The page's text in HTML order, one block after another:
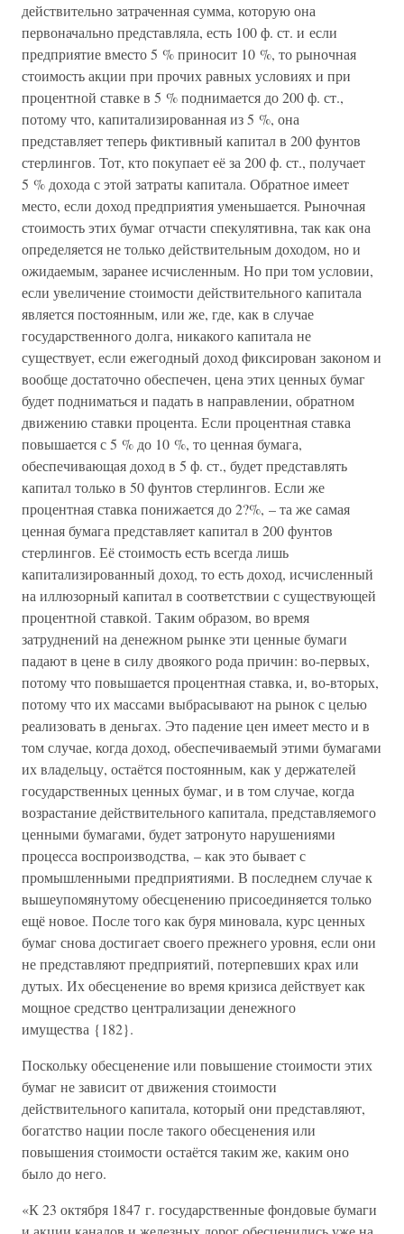
действительно затраченная сумма, которую она
первоначально представляла, есть 100 ф. ст. и если
предприятие вместо 5 % приносит 10 %, то рыночная
стоимость акции при прочих равных условиях и при
процентной ставке в 5 % поднимается до 200 ф. ст.,
потому что, капитализированная из 5 %, она
представляет теперь фиктивный капитал в 200 фунтов
стерлингов. Тот, кто покупает её за 200 ф. ст., получает
5 % дохода с этой затраты капитала. Обратное имеет
место, если доход предприятия уменьшается. Рыночная
стоимость этих бумаг отчасти спекулятивна, так как она
определяется не только действительным доходом, но и
ожидаемым, заранее исчисленным. Но при том условии,
если увеличение стоимости действительного капитала
является постоянным, или же, где, как в случае
государственного долга, никакого капитала не
существует, если ежегодный доход фиксирован законом и
вообще достаточно обеспечен, цена этих ценных бумаг
будет подниматься и падать в направлении, обратном
движению ставки процента. Если процентная ставка
повышается с 5 % до 10 %, то ценная бумага,
обеспечивающая доход в 5 ф. ст., будет представлять
капитал только в 50 фунтов стерлингов. Если же
процентная ставка понижается до 2?%, – та же самая
ценная бумага представляет капитал в 200 фунтов
стерлингов. Её стоимость есть всегда лишь
капитализированный доход, то есть доход, исчисленный
на иллюзорный капитал в соответствии с существующей
процентной ставкой. Таким образом, во время
затруднений на денежном рынке эти ценные бумаги
падают в цене в силу двоякого рода причин: во-первых,
потому что повышается процентная ставка, и, во-вторых,
потому что их массами выбрасывают на рынок с целью
реализовать в деньгах. Это падение цен имеет место и в
том случае, когда доход, обеспечиваемый этими бумагами
их владельцу, остаётся постоянным, как у держателей
государственных ценных бумаг, и в том случае, когда
возрастание действительного капитала, представляемого
ценными бумагами, будет затронуто нарушениями
процесса воспроизводства, – как это бывает с
промышленными предприятиями. В последнем случае к
вышеупомянутому обесценению присоединяется только
ещё новое. После того как буря миновала, курс ценных
бумаг снова достигает своего прежнего уровня, если они
не представляют предприятий, потерпевших крах или
дутых. Их обесценение во время кризиса действует как
мощное средство централизации денежного
имущества {182}.
Поскольку обесценение или повышение стоимости этих
бумаг не зависит от движения стоимости
действительного капитала, который они представляют,
богатство нации после такого обесценения или
повышения стоимости остаётся таким же, каким оно
было до него.
«К 23 октября 1847 г. государственные фондовые бумаги